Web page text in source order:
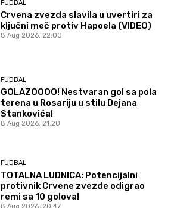
FUDBAL
Crvena zvezda slavila u uvertiri za
ključni meč protiv Hapoela (VIDEO)
8 Aug 2026. 22:00
FUDBAL
GOLAZOOOO! Nestvaran gol sa pola
terena u Rosariju u stilu Dejana
Stankovića!
8 Aug 2026. 21:20
FUDBAL
TOTALNA LUDNICA: Potencijalni
protivnik Crvene zvezde odigrao
remi sa 10 golova!
8 Aug 2026. 20:47